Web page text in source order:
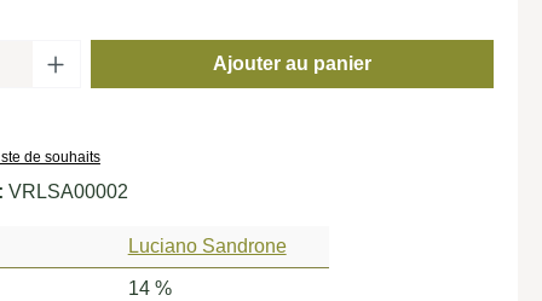
produit : Entrez la quantité souhaitée
Ajouter au panier
de souhaits
VRLSA00002
Luciano Sandrone
14 %